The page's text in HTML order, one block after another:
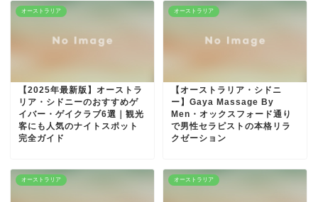
オーストラリア
【2025年最新版】オーストラ
リア・シドニーのおすすめゲ
イバー・ゲイクラブ6選｜観光
客にも人気のナイトスポット
完全ガイド
オーストラリア
【オーストラリア・シドニ
ー】Gaya Massage By
Men・オックスフォード通り
で男性セラピストの本格リラ
クゼーション
オーストラリア オーストラリア